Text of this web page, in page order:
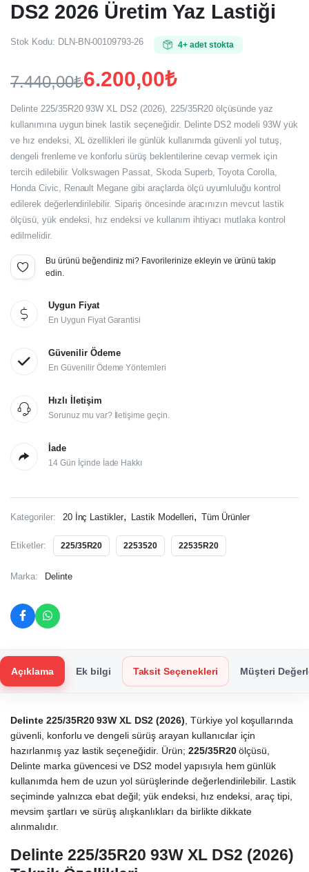
DS2 2026 Üretim Yaz Lastiği
Stok Kodu: DLN-BN-00109793-26 4+ adet stokta
7.440,00₺
Orijinal
fiyat:
7.440,00₺.
6.200,00₺
Şu
andaki
fiyat:
6.200,00₺.
Delinte 225/35R20 93W XL DS2 (2026), 225/35R20 ölçüsünde yaz
kullanımına uygun binek lastik seçeneğidir. Delinte DS2 modeli 93W yük
ve hız endeksi, XL özellikleri ile günlük kullanımda güvenli yol tutuş,
dengeli frenleme ve konforlu sürüş beklentilerine cevap vermek için
tercih edilebilir. Volkswagen Passat, Skoda Superb, Toyota Corolla,
Honda Civic, Renault Megane gibi araçlarda ölçü uyumluluğu kontrol
edilerek değerlendirilebilir. Sipariş öncesinde aracınızın mevcut lastik
ölçüsü, yük endeksi, hız endeksi ve kullanım ihtiyacı mutlaka kontrol
edilmelidir.
Bu ürünü beğendiniz mi? Favorilerinize ekleyin ve ürünü takip
edin.
Uygun Fiyat
En Uygun Fiyat Garantisi
Güvenilir Ödeme
En Güvenilir Ödeme Yöntemleri
Hızlı İletişim
Sorunuz mu var? İletişime geçin.
İade
14 Gün İçinde İade Hakkı
Kategoriler: 20 İnç Lastikler, Lastik Modelleri, Tüm Ürünler
Etiketler: 225/35R20 2253520 22535R20
Marka: Delinte
Açıklama Ek bilgi Taksit Seçenekleri Müşteri
Delinte 225/35R20 93W XL DS2 (2026) , Türkiye yol koşullarında
güvenli, konforlu ve dengeli sürüş arayan kullanıcılar için
hazırlanmış yaz lastik seçeneğidir. Ürün; 225/35R20ölçüsü,
Delinte marka güvencesi ve DS2 model yapısıyla hem günlük
kullanımda hem de uzun yol sürüşlerinde değerlendirilebilir. Lastik
seçiminde yalnızca ebat değil; yük endeksi, hız endeksi, araç tipi,
mevsim şartları ve sürüş alışkanlıkları da birlikte dikkate
alınmalıdır.
Delinte 225/35R20 93W XL DS2 (2026)